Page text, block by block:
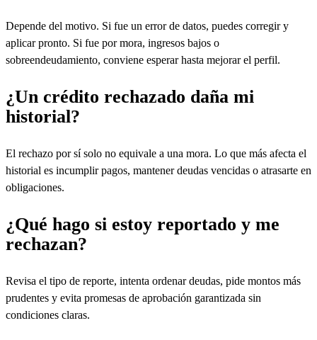
Depende del motivo. Si fue un error de datos, puedes corregir y
aplicar pronto. Si fue por mora, ingresos bajos o
sobreendeudamiento, conviene esperar hasta mejorar el perfil.
¿Un crédito rechazado daña mi
historial?
El rechazo por sí solo no equivale a una mora. Lo que más afecta el
historial es incumplir pagos, mantener deudas vencidas o atrasarte en
obligaciones.
¿Qué hago si estoy reportado y me
rechazan?
Revisa el tipo de reporte, intenta ordenar deudas, pide montos más
prudentes y evita promesas de aprobación garantizada sin
condiciones claras.